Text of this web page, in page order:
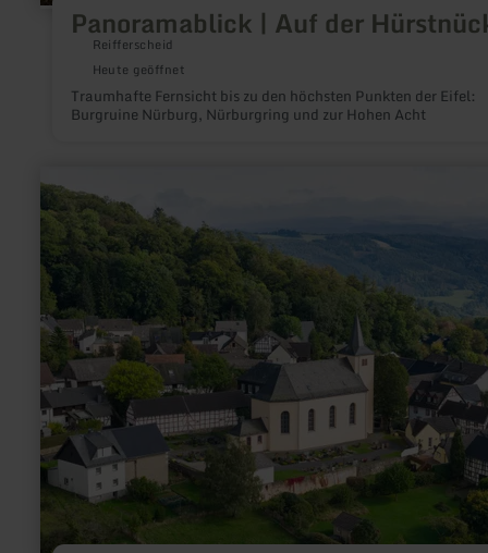
Panoramablick | Auf der
Reifferscheid
Heute geöffnet
Traumhafte Fernsicht bis zu den höchsten Punkten der Eifel:
Burgruine Nürburg, Nürburgring und zur Hohen Acht
erfahren
zu:
Pfarrkirche
Nikolaus
Aremberg